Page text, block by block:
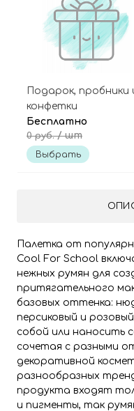
Подарок, пробники
конфетки
Бесплатно
0 руб./ шт
Выбрать
Палетка от
Cool For School
нежных румян для
притягательного
базовых оттенка:
персиковый и
собой или наносить
сочетая с разными
декоративной
разнообразных
продукта входят
и пигменты, так